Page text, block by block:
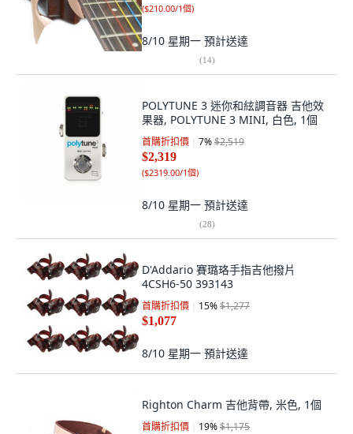
($210.00/1個)
8/10 星期一 預計送達
(14)
POLYTUNE 3 迷你和絃調音器 吉他效
果器, POLYTUNE 3 MINI, 白色, 1個
首購折扣價 7%$2,519
$2,319
($2319.00/1個)
8/10 星期一 預計送達
(28)
D'Addario 賽璐珞手指吉他撥片
4CSH6-50 393143
首購折扣價 15%$1,277
$1,077
8/10 星期一 預計送達
Righton Charm 吉他背帶, 米色, 1個
首購折扣價 19%$1,175